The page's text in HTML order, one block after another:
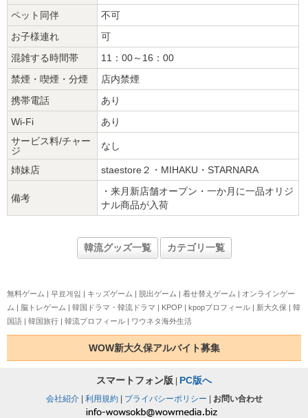
ペット同伴
不可
お子様連れ
可
混雑する時間帯
11：00～16：00
禁煙・喫煙・分煙
店内禁煙
携帯電話
あり
Wi-Fi
あり
サービス料/チャー
ジ
なし
姉妹店 staestore２・MIHAKU・STARNARA
備考
・来月新店舗オープン・一か月に一品オリジ
ナル商品が入荷
韓流グッズ一覧 カテゴリ一覧
無料ゲーム | 무료게임 | キッズゲーム | 脱出ゲーム | 着せ替えゲーム | オンラインゲー
ム | 脳トレゲーム | 韓国ドラマ・韓流ドラマ | KPOP | kpopプロフィール | 新大久保 | 韓
国語 | 韓国旅行 | 韓流プロフィール | ワウネタ海外生活
WOW新大久保アルバイト募集
スマートフォン版 | PC版へ
会社紹介| 利用規約| プライバシーポリシー | お問い合わせ